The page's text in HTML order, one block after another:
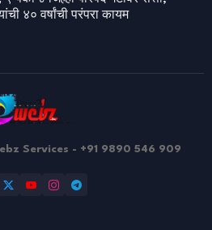
४० वर्षांची परंपरा कायम
Services - +91 9890 546 909